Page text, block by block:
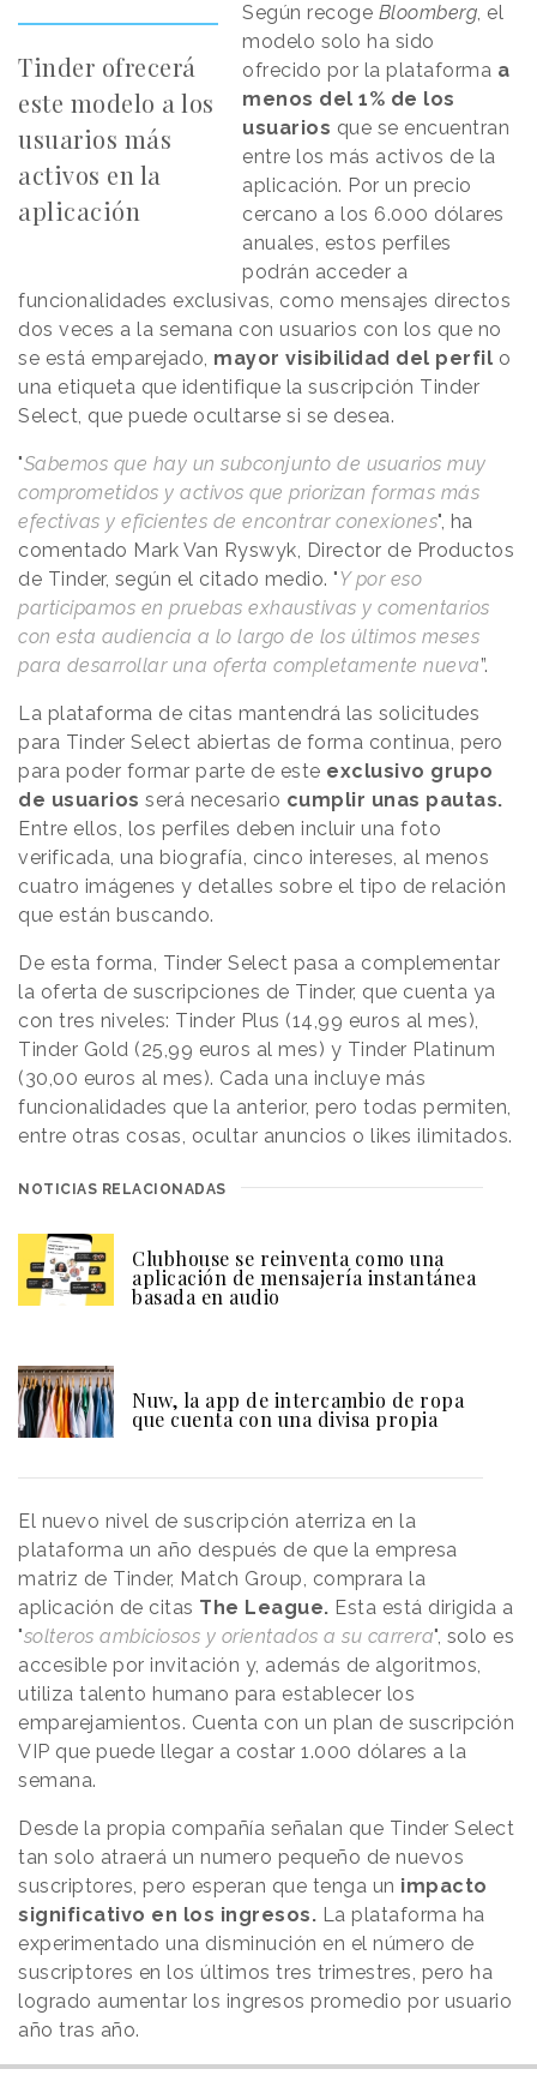
Tinder ofrecerá
este modelo a los
usuarios más
activos en la
aplicación
Según recoge Bloomberg, el
modelo solo ha sido
ofrecido por la plataforma a
menos del 1% de los
usuarios que se encuentran
entre los más activos de la
aplicación. Por un precio
cercano a los 6.000 dólares
anuales, estos perfiles
podrán acceder a
funcionalidades exclusivas, como mensajes directos
dos veces a la semana con usuarios con los que no
se está emparejado, mayor visibilidad del perfil o
una etiqueta que identifique la suscripción Tinder
Select, que puede ocultarse si se desea.
"Sabemos que hay un subconjunto de usuarios muy
comprometidos y activos que priorizan formas más
efectivas y eficientes de encontrar conexiones", ha
comentado Mark Van Ryswyk, Director de Productos
de Tinder, según el citado medio. "Y por eso
participamos en pruebas exhaustivas y comentarios
con esta audiencia a lo largo de los últimos meses
para desarrollar una oferta completamente nueva”.
La plataforma de citas mantendrá las solicitudes
para Tinder Select abiertas de forma continua, pero
para poder formar parte de este exclusivo grupo
de usuarios será necesario cumplir unas pautas.
Entre ellos, los perfiles deben incluir una foto
verificada, una biografía, cinco intereses, al menos
cuatro imágenes y detalles sobre el tipo de relación
que están buscando.
De esta forma, Tinder Select pasa a complementar
la oferta de suscripciones de Tinder, que cuenta ya
con tres niveles: Tinder Plus (14,99 euros al mes),
Tinder Gold (25,99 euros al mes) y Tinder Platinum
(30,00 euros al mes). Cada una incluye más
funcionalidades que la anterior, pero todas permiten,
entre otras cosas, ocultar anuncios o likes ilimitados.
NOTICIAS RELACIONADAS
Clubhouse se reinventa como una
aplicación de mensajería instantánea
basada en audio
Nuw, la app de intercambio de ropa
que cuenta con una divisa propia
El nuevo nivel de suscripción aterriza en la
plataforma un año después de que la empresa
matriz de Tinder, Match Group, comprara la
aplicación de citas The League. Esta está dirigida a
"solteros ambiciosos y orientados a su carrera", solo es
accesible por invitación y, además de algoritmos,
utiliza talento humano para establecer los
emparejamientos. Cuenta con un plan de suscripción
VIP que puede llegar a costar 1.000 dólares a la
semana.
Desde la propia compañía señalan que Tinder Select
tan solo atraerá un numero pequeño de nuevos
suscriptores, pero esperan que tenga un impacto
significativo en los ingresos. La plataforma ha
experimentado una disminución en el número de
suscriptores en los últimos tres trimestres, pero ha
logrado aumentar los ingresos promedio por usuario
año tras año.